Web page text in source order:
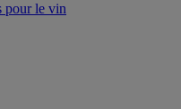
pour le vin